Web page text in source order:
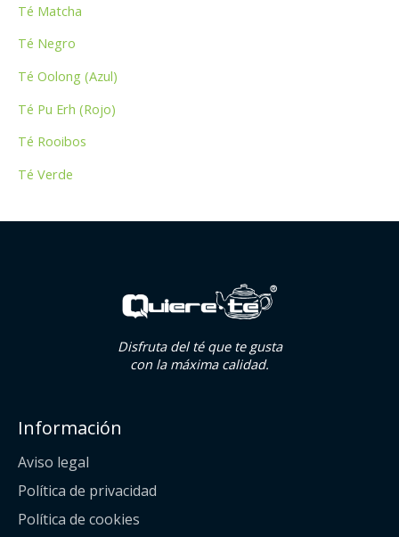
Té Matcha
Té Negro
Té Oolong (Azul)
Té Pu Erh (Rojo)
Té Rooibos
Té Verde
Disfruta del té que te gusta
con la máxima calidad.
Información
Aviso legal
Política de privacidad
Política de cookies